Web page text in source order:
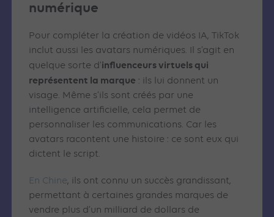
numérique
Pour compléter la création de vidéos IA, TikTok
inclut aussi les avatars numériques. Il s’agit en
quelque sorte d’influenceurs virtuels qui
représentent la marque : ils lui donnent un
visage. Même s’ils sont créés par une
intelligence artificielle, cela permet de
personnaliser les communications. Car les
avatars racontent une histoire : ce sont eux qui
dictent le script.
En Chine, ils ont connu un succès grandissant,
permettant à certaines grandes marques de
vendre plus d’un milliard de dollars de